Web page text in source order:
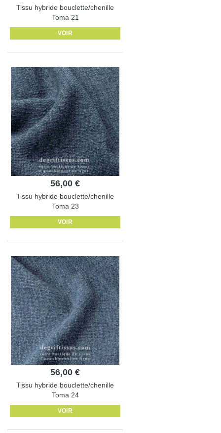
Tissu hybride bouclette/chenille
Toma 21
VOIR
56,00 €
Tissu hybride bouclette/chenille
Toma 23
VOIR
56,00 €
Tissu hybride bouclette/chenille
Toma 24
VOIR